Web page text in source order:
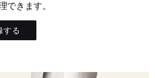
できます。
する